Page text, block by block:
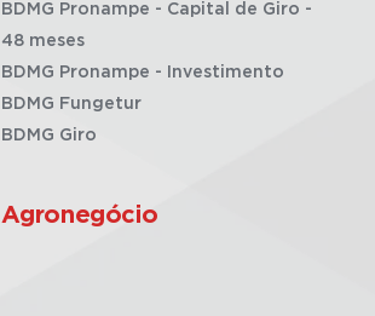
BDMG Pronampe - Capital de Giro -
48 meses
BDMG Pronampe - Investimento
BDMG Fungetur
BDMG Giro
Agronegócio